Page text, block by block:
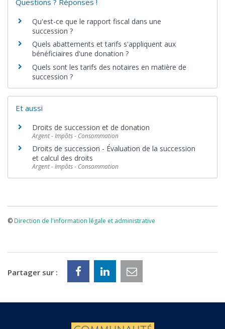
Qu'est-ce que le rapport fiscal dans une
succession ?
Quels abattements et tarifs s'appliquent aux
bénéficiaires d'une donation ?
Quels sont les tarifs des notaires en matière de
succession ?
Et aussi
Droits de succession et de donation
Argent - Impôts - Consommation
Droits de succession - Évaluation de la succession
et calcul des droits
Argent - Impôts - Consommation
©Direction de l'information légale et administrative
Partager sur :